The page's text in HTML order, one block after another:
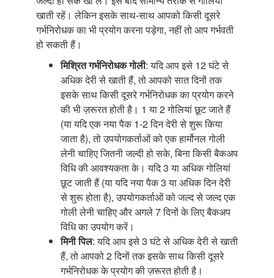
खाती रहें। लेकिन इसके साथ-साथ आपको किसी दूसरे
गर्भनिरोधक का भी प्रयोग करना पड़ेगा, नहीं तो आप गर्भवती
हो सकती हैं।
मिश्रित गर्भनिरोधक गोली: यदि आप इसे 12 घंटे से
अधिक देरी से खाती हैं, तो आपको सात दिनों तक
इसके साथ किसी दूसरे गर्भनिरोधक का प्रयोग करने
की भी ज़रूरत होती है। 1 या 2 गोलियां छूट जाते हैं
(या यदि एक नया पैक 1-2 दिन देरी से शुरू किया
जाता है), तो उपयोगकर्ताओं को एक हार्मोनल गोली
लेनी चाहिए जितनी जल्दी हो सके, बिना किसी बैकअप
विधि की आवश्यकता के। यदि 3 या अधिक गोलियां
छूट जाती हैं (या यदि नया पैक 3 या अधिक दिन देरी
से शुरू होता है), उपयोगकर्ताओं को जल्द से जल्द एक
गोली लेनी चाहिए और अगले 7 दिनों के लिए बैकअप
विधि का उपयोग करें।
मिनी पिल: यदि आप इसे 3 घंटे से अधिक देरी से खाती
हैं, तो आपको 2 दिनों तक इसके साथ किसी दूसरे
गर्भनिरोधक के प्रयोग की ज़रूरत होती है।